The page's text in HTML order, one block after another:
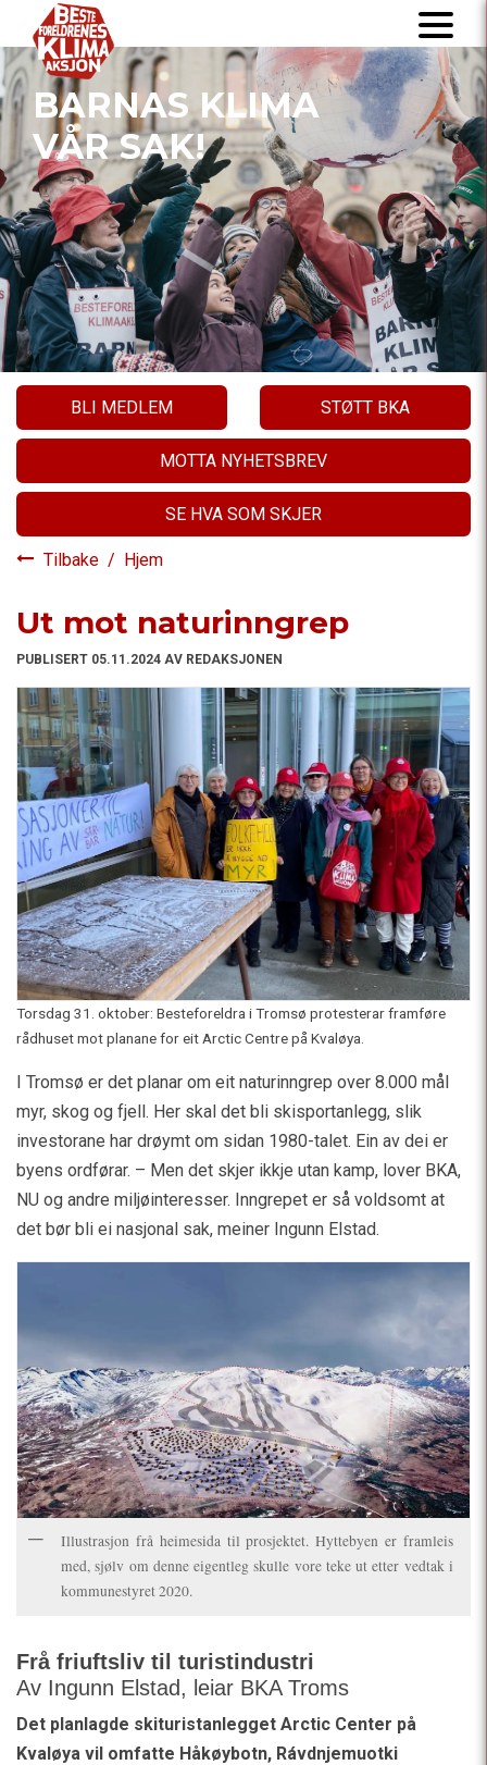
BARNAS KLIMA
VÅR SAK!
BLI MEDLEM STØTT BKA
MOTTA NYHETSBREV
SE HVA SOM SKJER
Tilbake / Hjem
Ut mot naturinngrep
PUBLISERT 05.11.2024 AV REDAKSJONEN
Torsdag 31. oktober: Besteforeldra i Tromsø protesterar framføre
rådhuset mot planane for eit Arctic Centre på Kvaløya.
I Tromsø er det planar om eit naturinngrep over 8.000 mål
myr, skog og fjell. Her skal det bli skisportanlegg, slik
investorane har drøymt om sidan 1980-talet. Ein av dei er
byens ordførar. – Men det skjer ikkje utan kamp, lover BKA,
NU og andre miljøinteresser. Inngrepet er så voldsomt at
det bør bli ei nasjonal sak, meiner Ingunn Elstad.
Illustrasjon frå heimesida til prosjektet. Hyttebyen er framleis
med, sjølv om denne eigentleg skulle vore teke ut etter vedtak i
kommunestyret 2020.
Frå friuftsliv til turistindustri
Av Ingunn Elstad, leiar BKA Troms
Det planlagde skituristanlegget Arctic Center på
Kvaløya vil omfatte Håkøybotn, Rávdnjemuotki